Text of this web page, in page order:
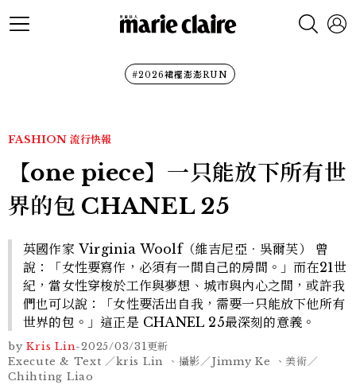
#2026裙襬澎澎RUN
FASHION 流行快報
【one piece】一只能放下所有世
界的包 CHANEL 25
英國作家 Virginia Woolf（維吉尼亞．吳爾芙） 曾
說：「女性要寫作，必須有一間自己的房間。」而在21世
紀，當女性穿梭於工作與夢想、城市與內心之間，或許我
們也可以說：「女性要活出自我，需要一只能放下他所有
世界的包。」這正是 CHANEL 25最深刻的意義。
by Kris Lin-2025/03/31更新
Execute & Text ／kris Lin 、攝影／Jimmy Ke 、美術／
Chihting Liao